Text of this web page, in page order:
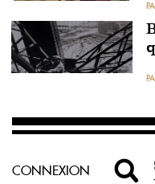
CONNEXION